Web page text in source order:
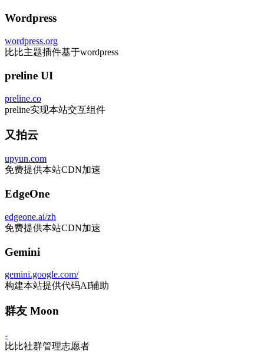
Wordpress
wordpress.org
比比主题插件基于wordpress
preline UI
preline.co
preline实现本站交互组件
又拍云
upyun.com
免费提供本站CDN加速
EdgeOne
edgeone.ai/zh
免费提供本站CDN加速
Gemini
gemini.google.com/
构建本站提供代码AI辅助
群友 Moon
-
比比社群管理志愿者